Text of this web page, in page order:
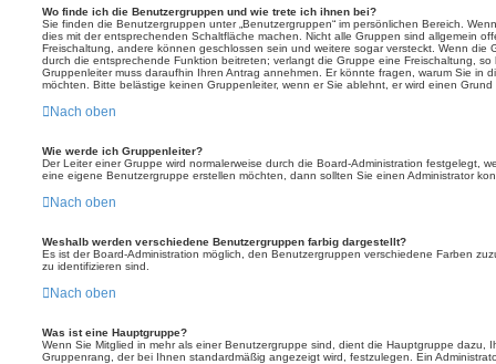
Wo finde ich die Benutzergruppen und wie trete ich ihnen bei?
Sie finden die Benutzergruppen unter „Benutzergruppen“ im persönlichen Bereich.
dies mit der entsprechenden Schaltfläche machen. Nicht alle Gruppen sind allgemein
Freischaltung, andere können geschlossen sein und weitere sogar versteckt. Wenn die
durch die entsprechende Funktion beitreten; verlangt die Gruppe eine Freischaltung,
Gruppenleiter muss daraufhin Ihren Antrag annehmen. Er könnte fragen, warum Sie in
möchten. Bitte belästige keinen Gruppenleiter, wenn er Sie ablehnt, er wird einen
Nach oben
Wie werde ich Gruppenleiter?
Der Leiter einer Gruppe wird normalerweise durch die Board-Administration festgelegt,
eine eigene Benutzergruppe erstellen möchten, dann sollten Sie einen Administrator
Nach oben
Weshalb werden verschiedene Benutzergruppen farbig dargestellt?
Es ist der Board-Administration möglich, den Benutzergruppen verschiedene Farben
zu identifizieren sind.
Nach oben
Was ist eine Hauptgruppe?
Wenn Sie Mitglied in mehr als einer Benutzergruppe sind, dient die Hauptgruppe dazu,
Gruppenrang, der bei Ihnen standardmäßig angezeigt wird, festzulegen. Ein